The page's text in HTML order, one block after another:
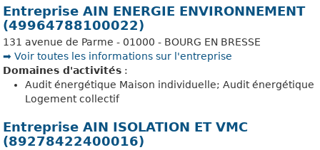
Entreprise AIN ENERGIE ENVIRONNEMENT
(49964788100022)
131 avenue de Parme - 01000 - BOURG EN BRESSE
➡️ Voir toutes les informations sur l'entreprise
Domaines d'activités :
Audit énergétique Maison individuelle; Audit énergétique
Logement collectif
Entreprise AIN ISOLATION ET VMC
(89278422400016)